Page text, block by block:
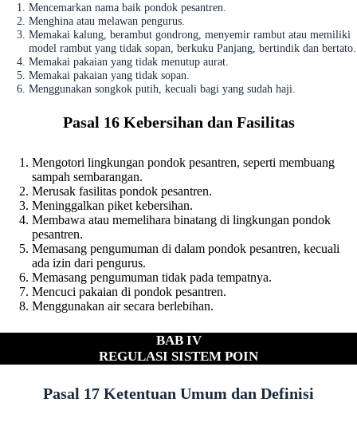
Mencemarkan nama baik pondok pesantren.
Menghina atau melawan pengurus.
Memakai kalung, berambut gondrong, menyemir rambut atau memiliki
model rambut yang tidak sopan, berkuku Panjang, bertindik dan bertato.
Memakai pakaian yang tidak menutup aurat.
Memakai pakaian yang tidak sopan.
Menggunakan songkok putih, kecuali bagi yang sudah haji.
Pasal 16 Kebersihan dan Fasilitas
Mengotori lingkungan pondok pesantren, seperti membuang
sampah sembarangan.
Merusak fasilitas pondok pesantren.
Meninggalkan piket kebersihan.
Membawa atau memelihara binatang di lingkungan pondok
pesantren.
Memasang pengumuman di dalam pondok pesantren, kecuali
ada izin dari pengurus.
Memasang pengumuman tidak pada tempatnya.
Mencuci pakaian di pondok pesantren.
Menggunakan air secara berlebihan.
BAB IV
REGULASI SISTEM POIN
Pasal 17 Ketentuan Umum dan Definisi